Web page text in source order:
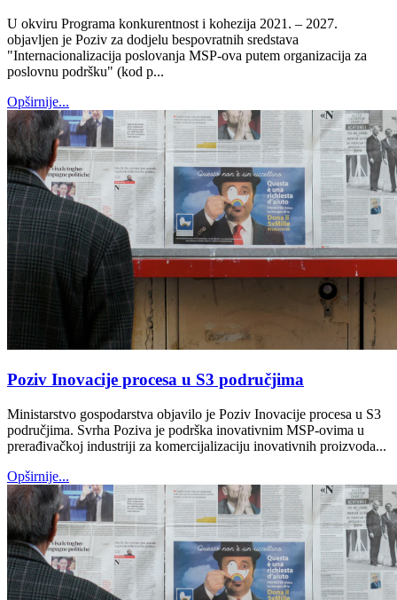
U okviru Programa konkurentnost i kohezija 2021. – 2027.
objavljen je Poziv za dodjelu bespovratnih sredstava
"Internacionalizacija poslovanja MSP-ova putem organizacija za
poslovnu podršku" (kod p...
Opširnije...
Poziv Inovacije procesa u S3 područjima
Ministarstvo gospodarstva objavilo je Poziv Inovacije procesa u S3
područjima. Svrha Poziva je podrška inovativnim MSP-ovima u
prerađivačkoj industriji za komercijalizaciju inovativnih proizvoda...
Opširnije...